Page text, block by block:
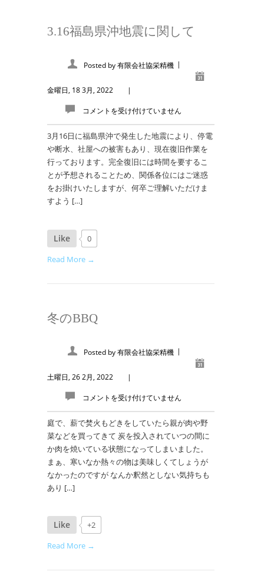
3.16福島県沖地震に関して
Posted by有限会社協栄精機 |
金曜日, 18 3月, 2022 |
コメントを受け付けていません
3月16日に福島県沖で発生した地震により、停電
や断水、社屋への被害もあり、現在復旧作業を
行っております。完全復旧には時間を要するこ
とが予想されることため、関係各位にはご迷惑
をお掛けいたしますが、何卒ご理解いただけま
すよう […]
Like
0
Read More →
冬のBBQ
Posted by有限会社協栄精機 |
土曜日, 26 2月, 2022 |
コメントを受け付けていません
庭で、薪で焚火もどきをしていたら親が肉や野
菜などを買ってきて 炭を投入されていつの間に
か肉を焼いている状態になってしまいました。
まぁ、寒いなか熱々の物は美味しくてしょうが
なかったのですが なんか釈然としない気持ちも
あり […]
Like
+2
Read More →